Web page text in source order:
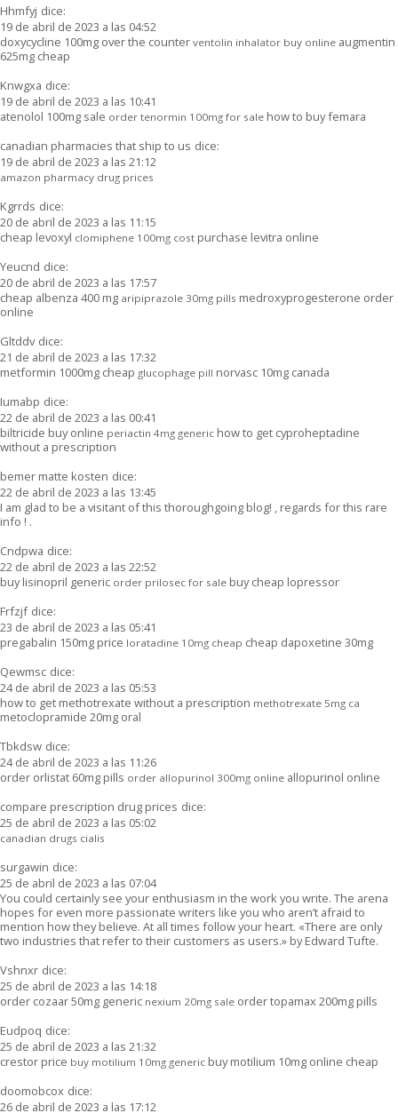
Hhmfyj dice:
19 de abril de 2023 a las 04:52
doxycycline 100mg over the counter ventolin inhalator buy online augmentin
625mg cheap
Knwgxa dice:
19 de abril de 2023 a las 10:41
atenolol 100mg sale order tenormin 100mg for sale how to buy femara
canadian pharmacies that ship to us dice:
19 de abril de 2023 a las 21:12
amazon pharmacy drug prices
Kgrrds dice:
20 de abril de 2023 a las 11:15
cheap levoxyl clomiphene 100mg cost purchase levitra online
Yeucnd dice:
20 de abril de 2023 a las 17:57
cheap albenza 400 mg aripiprazole 30mg pills medroxyprogesterone order
online
Gltddv dice:
21 de abril de 2023 a las 17:32
metformin 1000mg cheap glucophage pill norvasc 10mg canada
Iumabp dice:
22 de abril de 2023 a las 00:41
biltricide buy online periactin 4mg generic how to get cyproheptadine
without a prescription
bemer matte kosten dice:
22 de abril de 2023 a las 13:45
I am glad to be a visitant of this thoroughgoing blog! , regards for this rare
info ! .
Cndpwa dice:
22 de abril de 2023 a las 22:52
buy lisinopril generic order prilosec for sale buy cheap lopressor
Frfzjf dice:
23 de abril de 2023 a las 05:41
pregabalin 150mg price loratadine 10mg cheap cheap dapoxetine 30mg
Qewmsc dice:
24 de abril de 2023 a las 05:53
how to get methotrexate without a prescription methotrexate 5mg ca
metoclopramide 20mg oral
Tbkdsw dice:
24 de abril de 2023 a las 11:26
order orlistat 60mg pills order allopurinol 300mg online allopurinol online
compare prescription drug prices dice:
25 de abril de 2023 a las 05:02
canadian drugs cialis
surgawin dice:
25 de abril de 2023 a las 07:04
You could certainly see your enthusiasm in the work you write. The arena
hopes for even more passionate writers like you who aren’t afraid to
mention how they believe. At all times follow your heart. «There are only
two industries that refer to their customers as users.» by Edward Tufte.
Vshnxr dice:
25 de abril de 2023 a las 14:18
order cozaar 50mg generic nexium 20mg sale order topamax 200mg pills
Eudpoq dice:
25 de abril de 2023 a las 21:32
crestor price buy motilium 10mg generic buy motilium 10mg online cheap
doomobcox dice:
26 de abril de 2023 a las 17:12